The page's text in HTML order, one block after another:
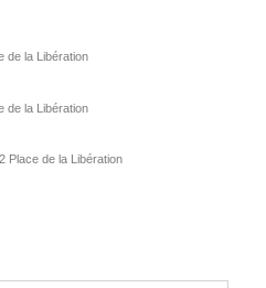
de la Libération
de la Libération
Place de la Libération